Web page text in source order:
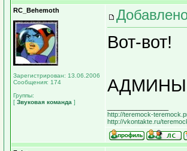
RC_Behemoth
Зарегистрирован: 13.06.2006
Сообщения: 174
Группы:
[ Звуковая команда ]
Вот-вот!
АДМИНЫ!
http://teremock-
http://vkontakte.ru/